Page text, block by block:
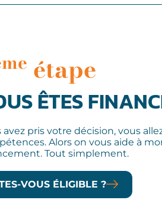
étape
ÊTES
avez pris votre décision, vous
Alors on vous aide à
Tout simplement.
VOUS ÉLIGIBLE ?